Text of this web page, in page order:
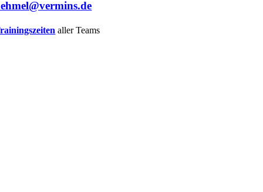
aller Teams